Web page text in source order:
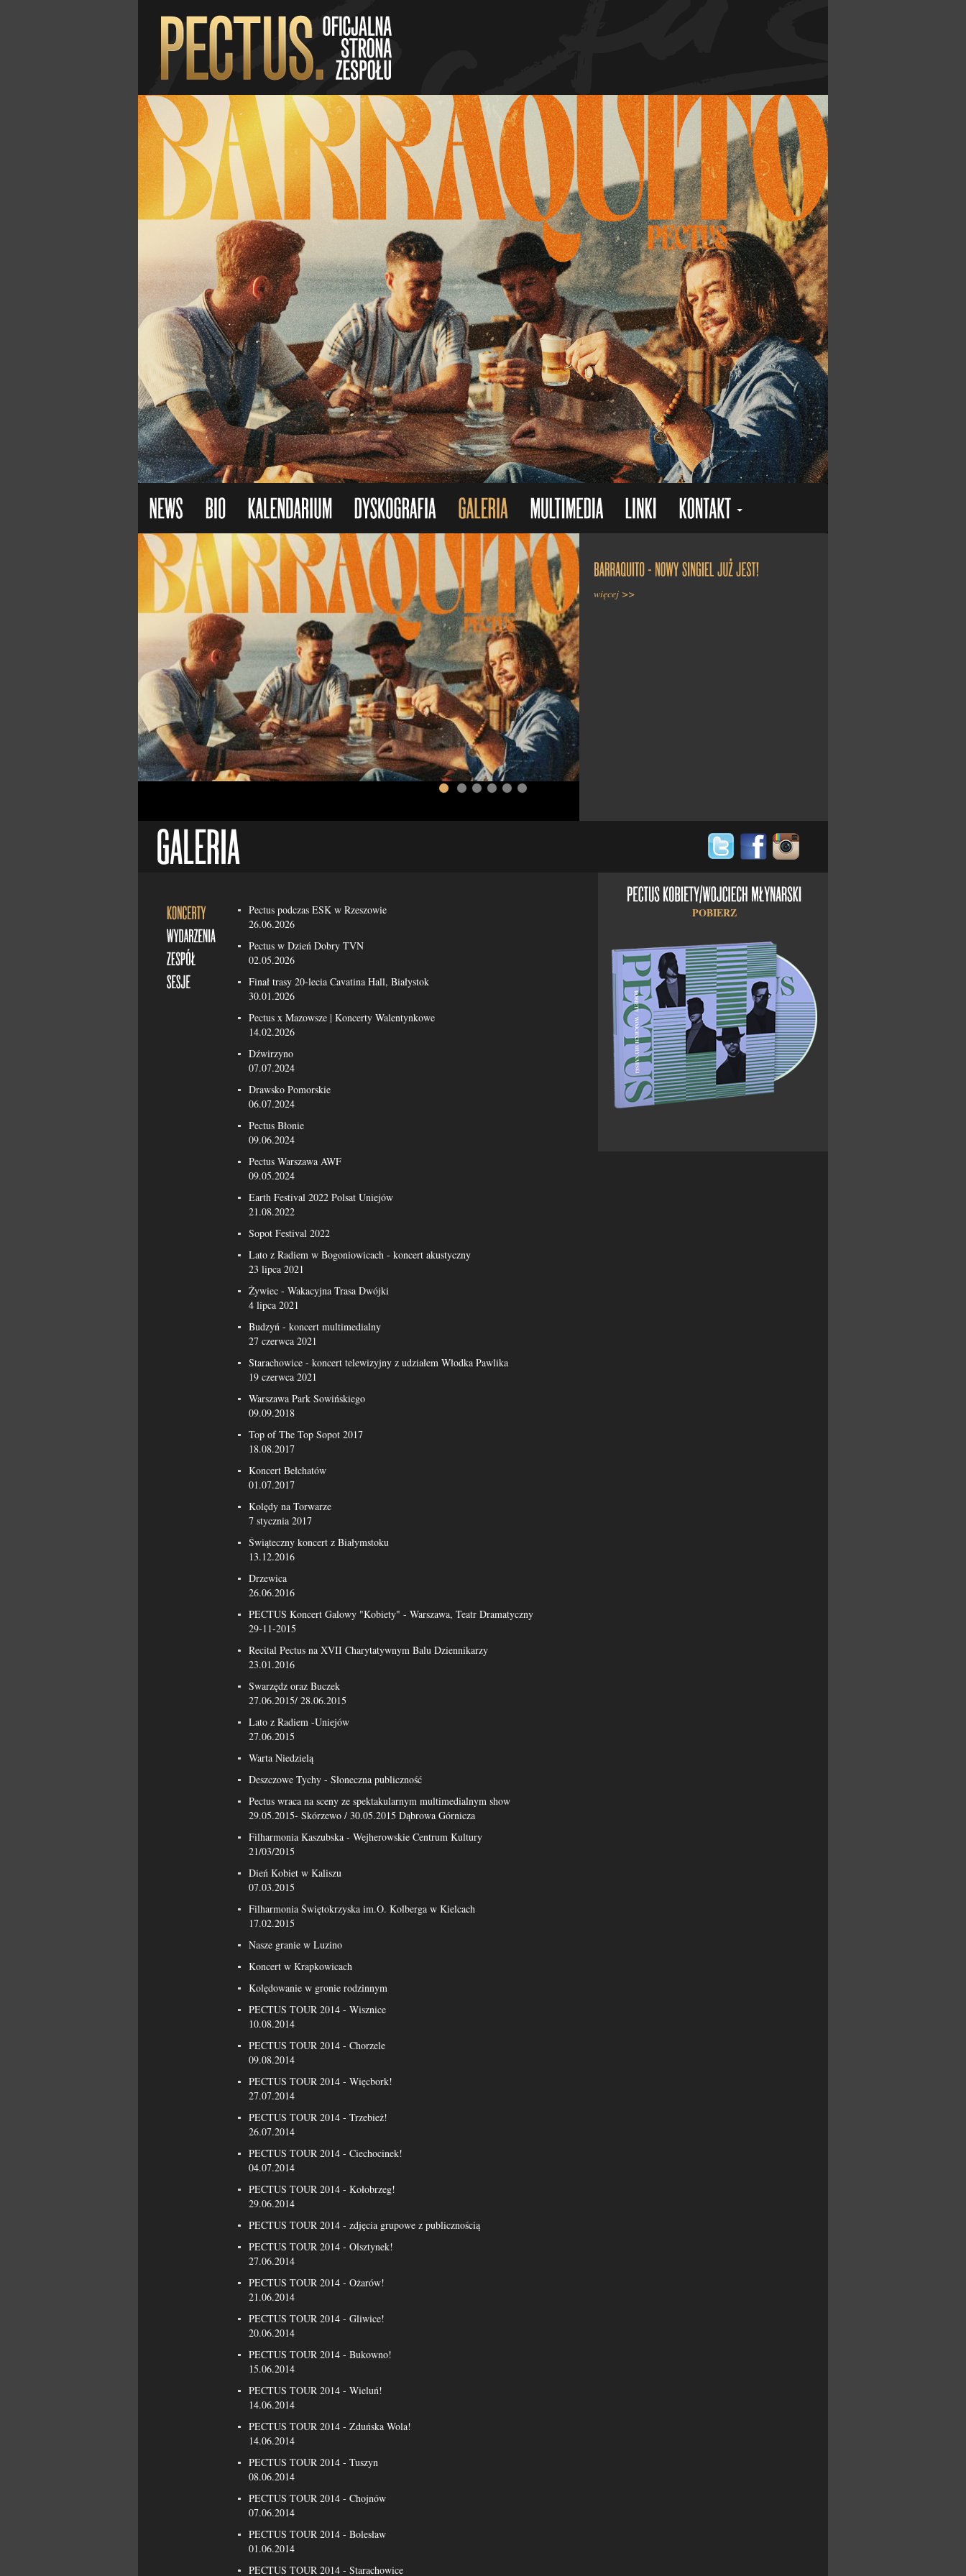
Pectus podczas ESK w Rzeszowie
26.06.2026
Pectus w Dzień Dobry TVN
02.05.2026
Finał trasy 20-lecia Cavatina Hall, Białystok
30.01.2026
Pectus x Mazowsze | Koncerty Walentynkowe
14.02.2026
Dźwirzyno
07.07.2024
Drawsko Pomorskie
06.07.2024
Pectus Błonie
09.06.2024
Pectus Warszawa AWF
09.05.2024
Earth Festival 2022 Polsat Uniejów
21.08.2022
Sopot Festival 2022
Lato z Radiem w Bogoniowicach - koncert akustyczny
23 lipca 2021
Żywiec - Wakacyjna Trasa Dwójki
4 lipca 2021
Budzyń - koncert multimedialny
27 czerwca 2021
Starachowice - koncert telewizyjny z udziałem Włodka Pawlika
19 czerwca 2021
Warszawa Park Sowińskiego
09.09.2018
Top of The Top Sopot 2017
18.08.2017
Koncert Bełchatów
01.07.2017
Kolędy na Torwarze
7 stycznia 2017
Świąteczny koncert z Białymstoku
13.12.2016
Drzewica
26.06.2016
PECTUS Koncert Galowy "Kobiety" - Warszawa, Teatr Dramatyczny
29-11-2015
Recital Pectus na XVII Charytatywnym Balu Dziennikarzy
23.01.2016
Swarzędz oraz Buczek
27.06.2015/ 28.06.2015
Lato z Radiem -Uniejów
27.06.2015
Warta Niedzielą
Deszczowe Tychy - Słoneczna publiczność
Pectus wraca na sceny ze spektakularnym multimedialnym show
29.05.2015- Skórzewo / 30.05.2015 Dąbrowa Górnicza
Filharmonia Kaszubska - Wejherowskie Centrum Kultury
21/03/2015
Dień Kobiet w Kaliszu
07.03.2015
Filharmonia Świętokrzyska im.O. Kolberga w Kielcach
17.02.2015
Nasze granie w Luzino
Koncert w Krapkowicach
Kolędowanie w gronie rodzinnym
PECTUS TOUR 2014 - Wisznice
10.08.2014
PECTUS TOUR 2014 - Chorzele
09.08.2014
PECTUS TOUR 2014 - Więcbork!
27.07.2014
PECTUS TOUR 2014 - Trzebież!
26.07.2014
PECTUS TOUR 2014 - Ciechocinek!
04.07.2014
PECTUS TOUR 2014 - Kołobrzeg!
29.06.2014
PECTUS TOUR 2014 - zdjęcia grupowe z publicznością
PECTUS TOUR 2014 - Olsztynek!
27.06.2014
PECTUS TOUR 2014 - Ożarów!
21.06.2014
PECTUS TOUR 2014 - Gliwice!
20.06.2014
PECTUS TOUR 2014 - Bukowno!
15.06.2014
PECTUS TOUR 2014 - Wieluń!
14.06.2014
PECTUS TOUR 2014 - Zduńska Wola!
14.06.2014
PECTUS TOUR 2014 - Tuszyn
08.06.2014
PECTUS TOUR 2014 - Chojnów
07.06.2014
PECTUS TOUR 2014 - Bolesław
01.06.2014
PECTUS TOUR 2014 - Starachowice
POBIERZ